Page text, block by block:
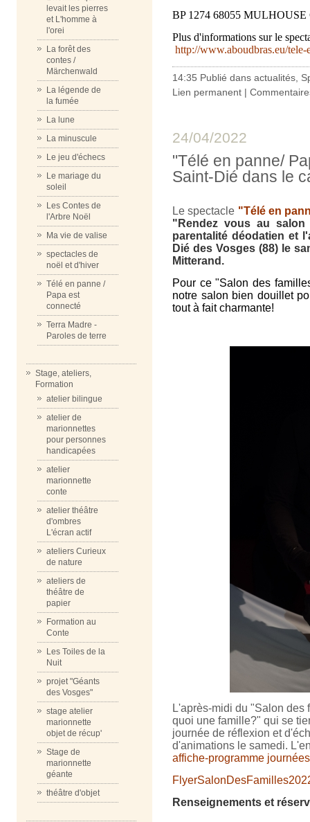
levait les pierres
et L'homme à
l'orei
La forêt des
contes /
Märchenwald
La légende de
la fumée
La lune
La minuscule
Le jeu d'échecs
Le mariage du
soleil
Les Contes de
l'Arbre Noël
Ma vie de valise
spectacles de
noël et d'hiver
Télé en panne /
Papa est
connecté
Terra Madre -
Paroles de terre
Stage, ateliers,
Formation
atelier bilingue
atelier de
marionnettes
pour personnes
handicapées
atelier
marionnette
conte
atelier théâtre
d'ombres
L'écran actif
ateliers Curieux
de nature
ateliers de
théâtre de
papier
Formation au
Conte
Les Toiles de la
Nuit
projet "Géants
des Vosges"
stage atelier
marionnette
objet de récup'
Stage de
marionnette
géante
théâtre d'objet
BP 1274 68055
Plus d'informations sur le
http://www.aboudbras.eu/tele-
14:35 Publié dans actualités
Lien permanent |
24/04/2022
"Télé en panne/
Saint-Dié dans le
Le spectacle "Télé en
"Rendez vous au
parentalité déodatien et
Dié des Vosges (88) le
Mitterand.
Pour ce "Salon des
notre salon bien douillet
tout à fait charmante!
L'après-midi du "Salon
quoi une famille?" qui se
journée de réflexion et
d'animations le samedi.
affiche-programme
Renseignements et